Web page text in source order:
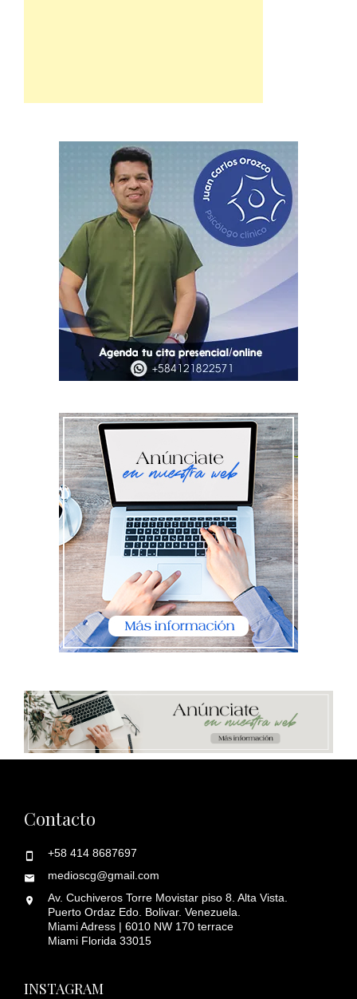
Contacto
+58 414 8687697
medioscg@gmail.com
Av. Cuchiveros Torre Movistar piso 8. Alta Vista.
Puerto Ordaz Edo. Bolivar. Venezuela.
Miami Adress | 6010 NW 170 terrace
Miami Florida 33015
INSTAGRAM